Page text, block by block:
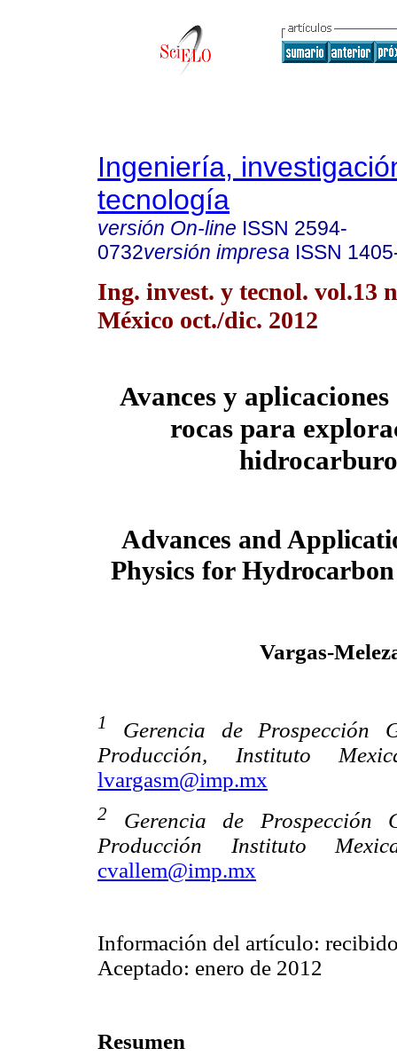
Ingeniería,
tecnología
versión On-line ISSN 2594-
0732versión impresa ISSN
Ing. invest. y tecnol. vol.13
México oct./dic. 2012
Avances y
rocas para
Advances and
Physics for
Vargas-
1
Gerencia de Prospección
Producción, Instituto
lvargasm@imp.mx
2
Gerencia de Prospección
Producción Instituto
cvallem@imp.mx
Información del artículo:
Aceptado: enero de 2012
Resumen